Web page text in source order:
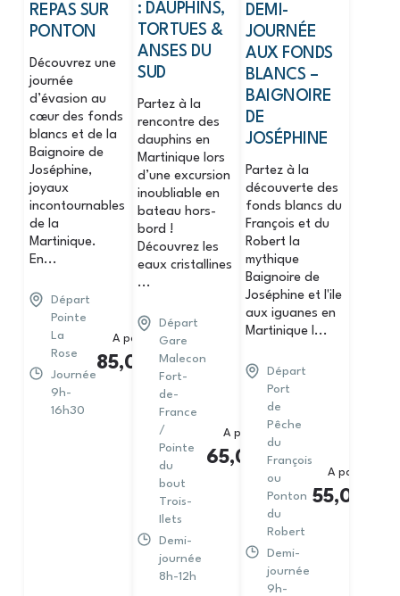
REPAS SUR
PONTON
Découvrez une
journée
d’évasion au
cœur des fonds
blancs et de la
Baignoire de
Joséphine,
joyaux
incontournables
de la
Martinique.
En...
Départ
Pointe
La
Rose
Journée
9h-
16h30
A partir de
85,00 €
: DAUPHINS,
TORTUES &
ANSES DU
SUD
Partez à la
rencontre des
dauphins en
Martinique lors
d’une excursion
inoubliable en
bateau hors-
bord !
Découvrez les
eaux cristallines
...
Départ
Gare
Malecon
Fort-
de-
France
/
Pointe
du
bout
Trois-
Ilets
Demi-
journée
8h-12h
A partir de
65,00€
DEMI-
JOURNÉE
AUX FONDS
BLANCS –
BAIGNOIRE
DE
JOSÉPHINE
Partez à la
découverte des
fonds blancs du
François et du
Robert la
mythique
Baignoire de
Joséphine et l'ile
aux iguanes en
Martinique l...
Départ
Port
de
Pêche
du
François
ou
Ponton
du
Robert
Demi-
journée
9h-
A partir de
55,00